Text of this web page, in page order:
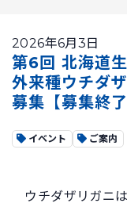
2026年6月3日
第6回 北海道
外来種ウチダ
募集【募集終
イベント ご案内
ウチダザリガニ